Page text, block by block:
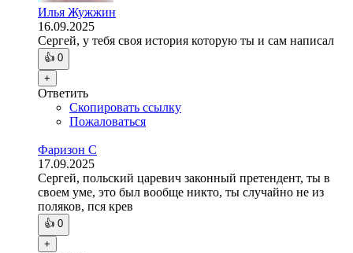
Илья Жужжин
16.09.2025
Сергей, у тебя своя история которую ты и сам написал
👍 0
+
Ответить
Скопировать ссылку
Пожаловаться
Фаризон С
17.09.2025
Сергей, польский царевич законный претендент, ты в
своем уме, это был вообще никто, ты случайно не из
поляков, пся крев
👍 0
+